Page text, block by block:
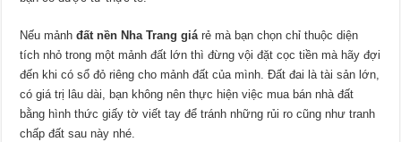
Nếu mảnhđất nền Nha Trang giárẻ mà bạn chọn chỉ thuộc diện
tích nhỏ trong một mảnh đất lớn thì đừng vội đặt cọc tiền mà hãy đợi
đến khi có sổ đỏ riêng cho mảnh đất của mình. Đất đai là tài sản lớn,
có giá trị lâu dài, bạn không nên thực hiện việc mua bán nhà đất
bằng hình thức giấy tờ viết tay để tránh những rủi ro cũng như tranh
chấp đất sau này nhé.